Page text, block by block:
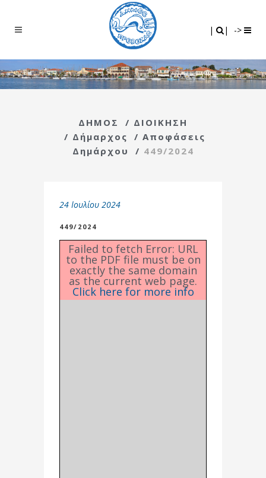
| | ->
ΔΗΜΟΣ / ΔΙΟΙΚΗΣΗ
/ Δήμαρχος / Αποφάσεις
Δημάρχου
/ 449/2024
24 Ιουλίου 2024
449/2024
Failed to fetch Error: URL
to the PDF file must be on
exactly the same domain
as the current web page.
Click here for more info